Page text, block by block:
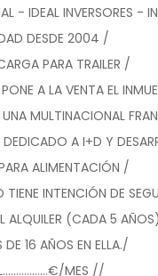
- IDEAL INVERSORES -
DESDE 2004 /
PARA TRAILER /
A LA VENTA EL
MULTINACIONAL
DEDICADO A I+D Y
ALIMENTACIÓN /
TIENE INTENCIÓN DE
ALQUILER (CADA 5
DE 16 AÑOS EN ELLA./
MES //